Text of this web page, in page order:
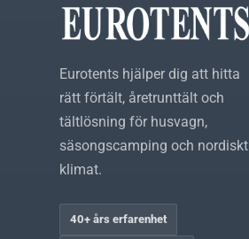
Eurotents hjälper dig att hitta
rätt förtält, åretrunttält och
tältlösning för husvagn,
säsongscamping och nordiskt
klimat.
40+ års erfarenhet